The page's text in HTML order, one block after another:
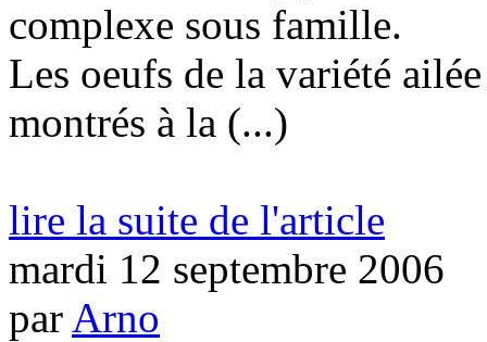
complexe sous famille.
Les oeufs de la variété
montrés à la (...)
lire la suite de l'article
mardi 12 septembre 2006
par Arno